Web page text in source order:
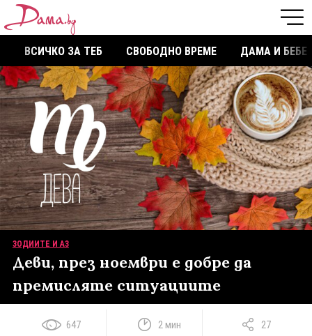
ВСИЧКО ЗА ТЕБ СВОБОДНО ВРЕМЕ ДАМА И БЕБЕ
ЗОДИИТЕ И АЗ
Деви, през ноември е добре да
премисляте ситуациите
647 2 мин 27